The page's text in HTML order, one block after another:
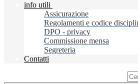
info utili
Assicurazione
Regolamenti e codice
DPO - privacy
Commissione mensa
Segreteria
Contatti